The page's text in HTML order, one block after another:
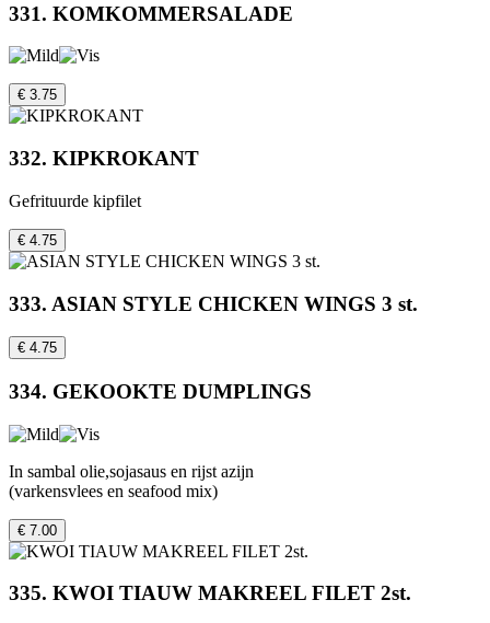
331. KOMKOMMERSALADE
€ 3.75
332. KIPKROKANT
Gefrituurde kipfilet
€ 4.75
333. ASIAN STYLE CHICKEN WINGS 3 st.
€ 4.75
334. GEKOOKTE DUMPLINGS
In sambal olie,sojasaus en rijst azijn
(varkensvlees en seafood mix)
€ 7.00
335. KWOI TIAUW MAKREEL FILET 2st.